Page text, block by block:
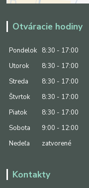
Otváracie hodiny
Pondelok
8:30 - 17:00
Utorok
8:30 - 17:00
Streda
8:30 - 17:00
Štvrtok
8:30 - 17:00
Piatok
8:30 - 17:00
Sobota
9:00 - 12:00
Nedeľa
zatvorené
Kontakty